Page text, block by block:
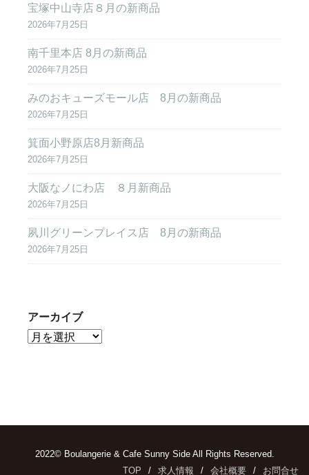
宝塚中山寺店８月の新商品
2026年7月25日
南千里本店 8月の新商品
2026年7月25日
みのおキューズモール店 8月の新商品
2026年7月25日
箕面小野原店8月新商品
2026年7月25日
大阪なノにわ店 ８月新商品
2026年7月25日
夙川グリーンプレイス店 8月の新商品
2026年7月25日
アーカイブ
2022© Boulangerie & Cafe Sunny Side All Rights Reserved.
TOP
求人情報 会社概要 お問合せ